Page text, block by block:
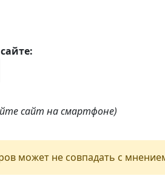
сайт на смартфоне)
может не совпадать с